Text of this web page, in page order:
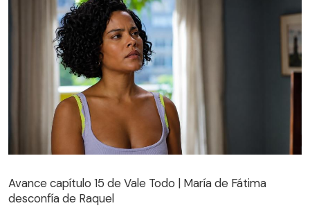
desconfía de Raquel
Avance capítulo 15 de Vale Todo | María de Fátima
desconfía de Raquel